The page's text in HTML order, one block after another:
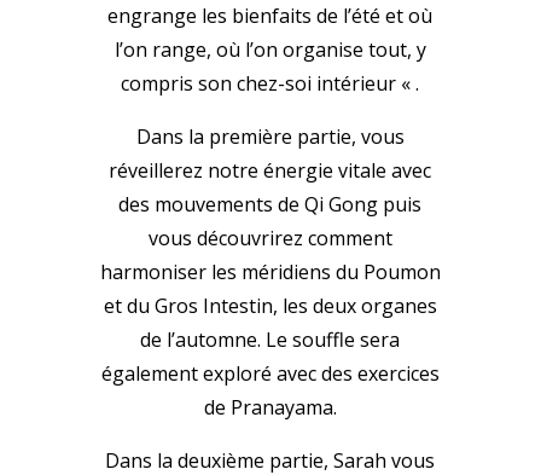
engrange les bienfaits de l’été et où
l’on range, où l’on organise tout, y
compris son chez-soi intérieur « .
Dans la première partie, vous
réveillerez notre énergie vitale avec
des mouvements de Qi Gong puis
vous découvrirez comment
harmoniser les méridiens du Poumon
et du Gros Intestin, les deux organes
de l’automne. Le souffle sera
également exploré avec des exercices
de Pranayama.
Dans la deuxième partie, Sarah vous